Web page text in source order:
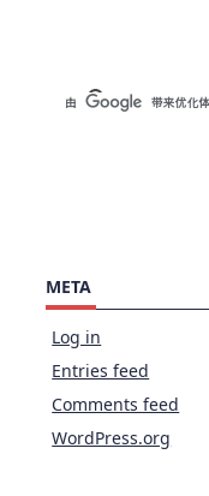
META
Log in
Entries feed
Comments feed
WordPress.org